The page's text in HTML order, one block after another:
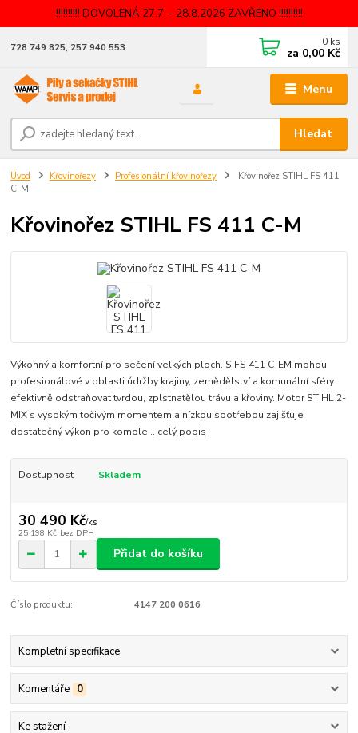
!!!!!!!!!! DOVOLENÁ 27.7. - 28.8.2026 ZAVŘENO !!!!!!!!!!
Menu
Hledat
728 749 825, 257 940 553 0 ks
za 0,00 Kč
Úvod Křovinořezy Profesionální křovinořezy
Křovinořez STIHL FS 411
C-M
Křovinořez STIHL FS 411 C-M
Výkonný a komfortní pro sečení velkých ploch. S FS 411 C-EM mohou
profesionálové v oblasti údržby krajiny, zemědělství a komunální sféry
efektivně odstraňovat tvrdou, zplstnatělou trávu a křoviny. Motor STIHL 2-
MIX s vysokým točivým momentem a nízkou spotřebou zajišťuje
dostatečný výkon pro komple... celý popis
Dostupnost Skladem
30 490 Kč/ks
25 198 Kč bez DPH
Přidat do košíku
Číslo produktu: 4147 200 0616
Kompletní specifikace
Komentáře 0
Ke stažení